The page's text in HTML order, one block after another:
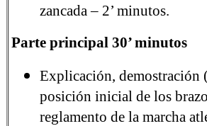
zancada – 2’ minutos.
Parte principal 30’ minutos
Explicación, demostración
posición inicial de los
reglamento de la marcha